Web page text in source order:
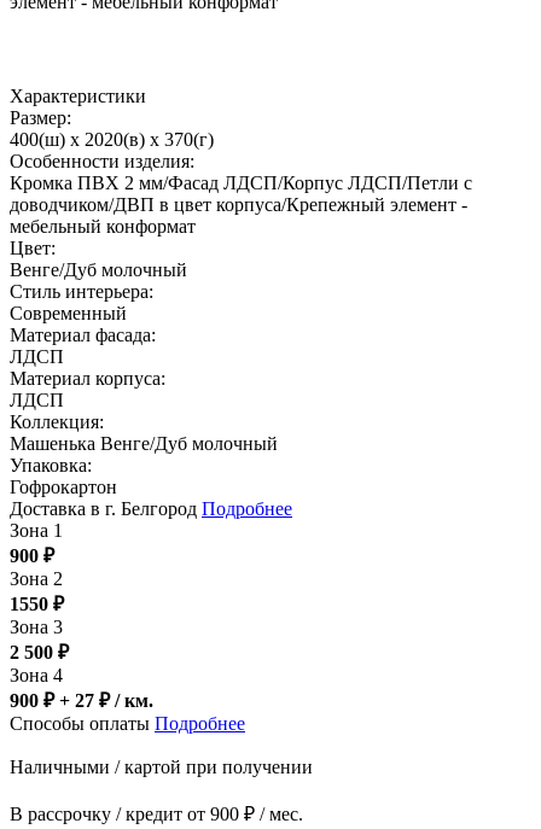
Характеристики
Размер:
400(ш) x 2020(в) x 370(г)
Особенности изделия:
Кромка ПВХ 2 мм/Фасад ЛДСП/Корпус ЛДСП/Петли с
доводчиком/ДВП в цвет корпуса/Крепежный элемент -
мебельный конформат
Цвет:
Венге/Дуб молочный
Стиль интерьера:
Современный
Материал фасада:
ЛДСП
Материал корпуса:
ЛДСП
Коллекция:
Машенька Венге/Дуб молочный
Упаковка:
Гофрокартон
Доставка в г. Белгород Подробнее
Зона 1
900 ₽
Зона 2
1550 ₽
Зона 3
2 500 ₽
Зона 4
900 ₽ + 27 ₽/ км.
Способы оплаты Подробнее
Наличными / картой при получении
В рассрочку / кредит от 900 ₽ / мес.